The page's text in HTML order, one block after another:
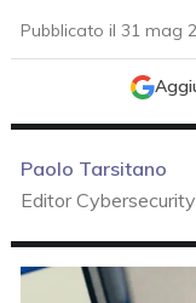
Pubblicato il 31 mag
Paolo Tarsitano
Editor